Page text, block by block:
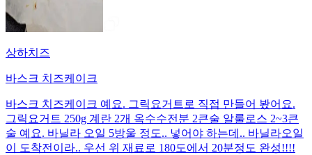
상하치즈
바스크 치즈케이크
바스크 치즈케이크 예요. 그릭요거트로 직접 만들어 봤어요.
그릭요거트 250g 계란 2개 옥수수전분 2큰술 알룰로스 2~3큰
술 예요. 바닐라 오일 5방울 정도.. 넣어야 하는데.. 바닐라오일
이 도착전이라.. 우선 위 재료로 180도에서 20분정도 완성!!!!